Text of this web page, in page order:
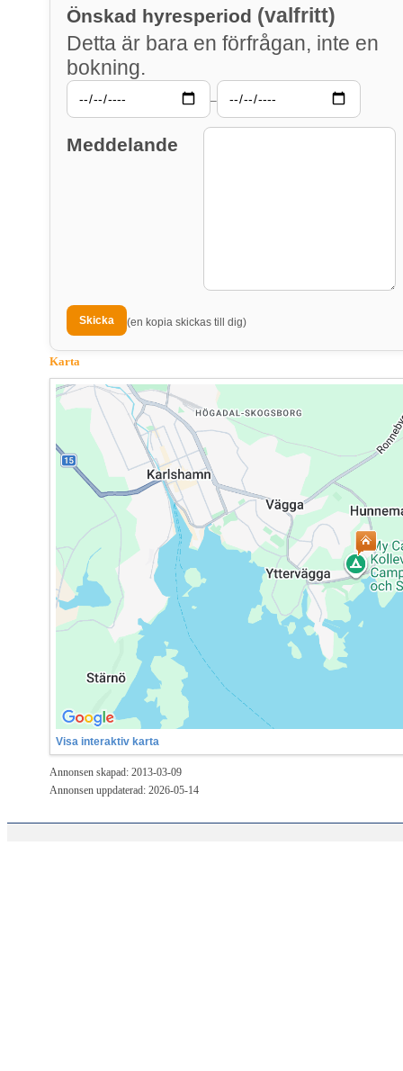
Önskad hyresperiod (valfritt)
Detta är bara en förfrågan, inte en
bokning.
–
Meddelande
(en kopia skickas till dig)
Karta
Visa interaktiv karta
Annonsen skapad: 2013-03-09
Annonsen uppdaterad: 2026-05-14